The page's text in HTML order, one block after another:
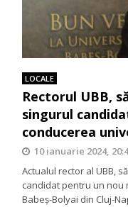
LOCALE
Rectorul UBB,
singurul
conducerea
10 ianuarie 2024,
Actualul rector al UBB,
candidat pentru un nou
Babeș-Bolyai din Cluj-